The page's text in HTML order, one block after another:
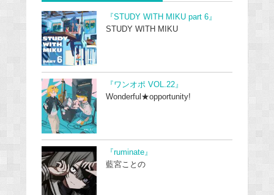
『STUDY WITH MIKU part 6』
STUDY WITH MIKU
『ワンオポ VOL.22』
Wonderful★opportunity!
『ruminate』
藍宮ことの